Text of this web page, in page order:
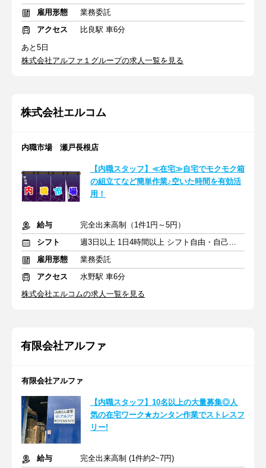
雇用形態
業務委託
アクセス
比良駅 車6分
あと5日
株式会社アルファ１グループの求人一覧を見る
株式会社エルコム
内職市場 瀬戸長根店
【内職スタッフ】≪在宅≫自宅でモクモク箱
の組立てなど簡単作業♪空いた時間を有効活
用！
給与
完全出来高制（1件1円～5円）
シフト
週3日以上 1日4時間以上 シフト自由・自己申告
雇用形態
業務委託
アクセス
水野駅 車6分
株式会社エルコムの求人一覧を見る
有限会社アルファ
有限会社アルファ
【内職スタッフ】10名以上の大量募集◎人
気の在宅ワーク★カンタン作業でストレスフ
リー!
給与
完全出来高制 (1件約2~7円)